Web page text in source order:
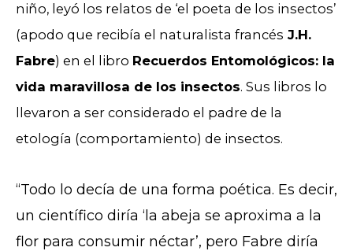
niño, leyó los relatos de ‘el poeta de los insectos’
(apodo que recibía el naturalista francés J.H.
Fabre) en el libro Recuerdos Entomológicos: la
vida maravillosa de los insectos. Sus libros lo
llevaron a ser considerado el padre de la
etología (comportamiento) de insectos.
“Todo lo decía de una forma poética. Es decir,
un científico diría ‘la abeja se aproxima a la
flor para consumir néctar’, pero Fabre diría